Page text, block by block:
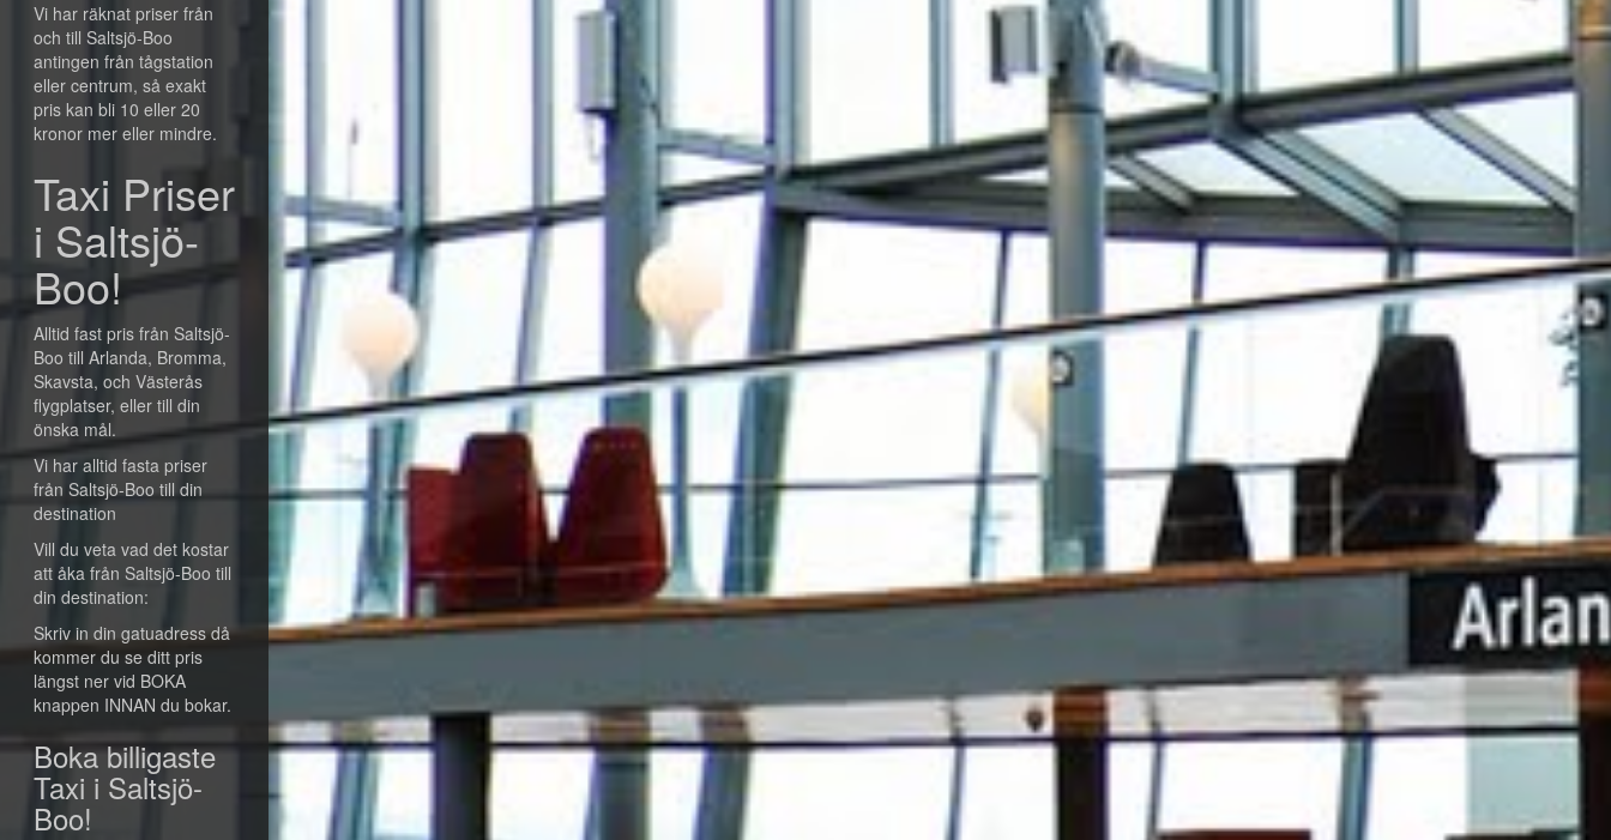
Vi har räknat priser från
och till Saltsjö-Boo
antingen från tågstation
eller centrum, så exakt
pris kan bli 10 eller 20
kronor mer eller mindre.
Taxi Priser
i Saltsjö-
Boo!
Alltid fast pris från Saltsjö-
Boo till Arlanda, Bromma,
Skavsta, och Västerås
flygplatser, eller till din
önska mål.
Vi har alltid fasta priser
från Saltsjö-Boo till din
destination
Vill du veta vad det kostar
att åka från Saltsjö-Boo till
din destination:
Skriv in din gatuadress då
kommer du se ditt pris
längst ner vid BOKA
knappen INNAN du bokar.
Boka billigaste
Taxi i Saltsjö-
Boo!